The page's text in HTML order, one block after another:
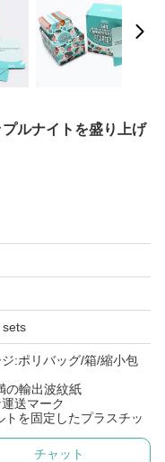
ルナイトを盛り上げ
:ポリバッグ/箱/縮小包
の輸出波紋紙
送マーク
を固定したプラスチッ
チャット